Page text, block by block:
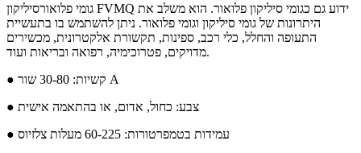
גומי פלואורסיליקון FVMQ ידוע גם כגומי סיליקון פלואור. הוא משלב את
היתרונות של גומי סיליקון וגומי פלואור. ניתן להשתמש בו בתעשיית
התעופה והחלל, כלי רכב, ספינות, תקשורת אלקטרונית, מכשירים
מדויקים, פטרוכימיה, רפואה ובריאות ועוד.
● קשיות: 30-80 שור A
● צבע: כחול, אדום, או בהתאמה אישית
● עמידות בטמפרטורות: 60-225 מעלות צלזיוס